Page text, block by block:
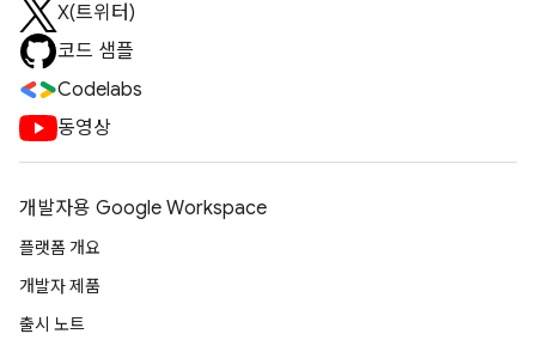
X(트위터)
코드 샘플
Codelabs
동영상
개발자용 Google Workspace
플랫폼 개요
개발자 제품
출시 노트